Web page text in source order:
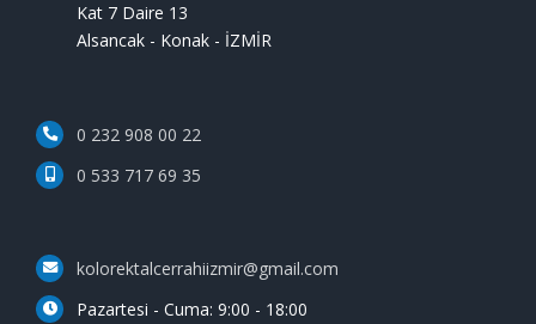
Kat 7 Daire 13
Alsancak - Konak - İZMİR
0 232 908 00 22
0 533 717 69 35
kolorektalcerrahiizmir@gmail.com
Pazartesi - Cuma: 9:00 - 18:00